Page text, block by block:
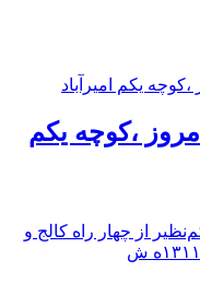
،کوچه یکم